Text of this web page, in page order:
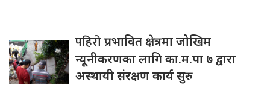
पहिरोप्रभावित क्षेत्रमा जोखिम
न्यूनीकरणका लागि का.म.पा ७ द्वारा
अस्थायी संरक्षण कार्य सुरु